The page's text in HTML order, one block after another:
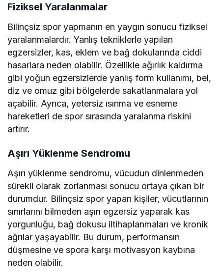
Fiziksel Yaralanmalar
Bilinçsiz spor yapmanın en yaygın sonucu fiziksel
yaralanmalardır. Yanlış tekniklerle yapılan
egzersizler, kas, eklem ve bağ dokularında ciddi
hasarlara neden olabilir. Özellikle ağırlık kaldırma
gibi yoğun egzersizlerde yanlış form kullanımı, bel,
diz ve omuz gibi bölgelerde sakatlanmalara yol
açabilir. Ayrıca, yetersiz ısınma ve esneme
hareketleri de spor sırasında yaralanma riskini
artırır.
Aşırı Yüklenme Sendromu
Aşırı yüklenme sendromu, vücudun dinlenmeden
sürekli olarak zorlanması sonucu ortaya çıkan bir
durumdur. Bilinçsiz spor yapan kişiler, vücutlarının
sınırlarını bilmeden aşırı egzersiz yaparak kas
yorgunluğu, bağ dokusu iltihaplanmaları ve kronik
ağrılar yaşayabilir. Bu durum, performansın
düşmesine ve spora karşı motivasyon kaybına
neden olabilir.